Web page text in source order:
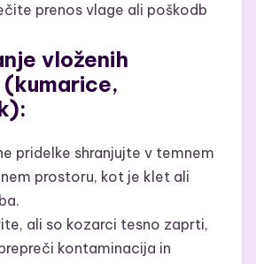
prenos vlage ali poškodb
vloženih
pridelke shranjujte v temnem
prostoru, kot je klet ali
ali so kozarci tesno zaprti,
kontaminacija in